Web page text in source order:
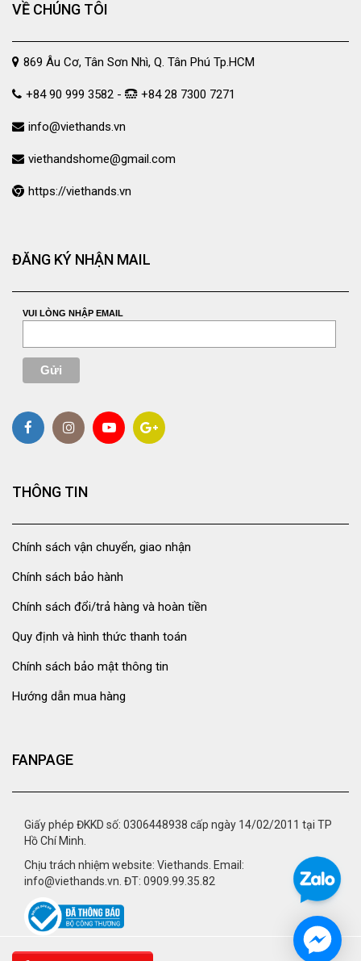
VỀ CHÚNG TÔI
869 Âu Cơ, Tân Sơn Nhì, Q. Tân Phú Tp.HCM
+84 90 999 3582 - +84 28 7300 7271
info@viethands.vn
viethandshome@gmail.com
https://viethands.vn
ĐĂNG KÝ NHẬN MAIL
VUI LÒNG NHẬP EMAIL
THÔNG TIN
Chính sách vận chuyển, giao nhận
Chính sách bảo hành
Chính sách đổi/trả hàng và hoàn tiền
Quy định và hình thức thanh toán
Chính sách bảo mật thông tin
Hướng dẫn mua hàng
FANPAGE
Giấy phép ĐKKD số: 0306448938 cấp ngày 14/02/2011 tại TP
Hồ Chí Minh.
Chịu trách nhiệm website: Viethands. Email:
info@viethands.vn. ĐT: 0909.99.35.82